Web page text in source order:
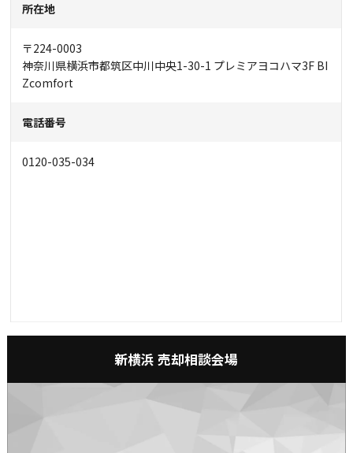
所在地
〒224-0003
神奈川県横浜市都筑区中川中央1-30-1 プレミアヨコハマ3F BI
Zcomfort
電話番号
0120-035-034
新横浜 売却相談会場